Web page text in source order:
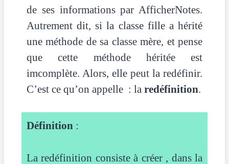
de ses informations par AfficherNotes.
Autrement dit, si la classe fille a hérité
une méthode de sa classe mère, et pense
que cette méthode héritée est
imcomplète. Alors, elle peut la redéfinir.
C’est ce qu’on appelle : la redéfinition.
Définition :
La redéfinition consiste à créer , dans la